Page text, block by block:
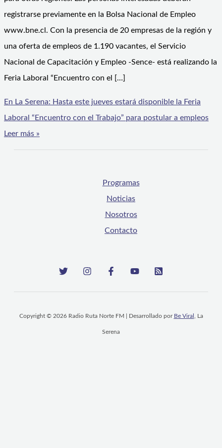
registrarse previamente en la Bolsa Nacional de Empleo
www.bne.cl. Con la presencia de 20 empresas de la región y
una oferta de empleos de 1.190 vacantes, el Servicio
Nacional de Capacitación y Empleo -Sence- está realizando la
Feria Laboral “Encuentro con el […]
En La Serena: Hasta este jueves estará disponible la Feria
Laboral “Encuentro con el Trabajo” para postular a empleos
Leer más »
Programas
Noticias
Nosotros
Contacto
Copyright © 2026 Radio Ruta Norte FM | Desarrollado por Be Viral , La
Serena